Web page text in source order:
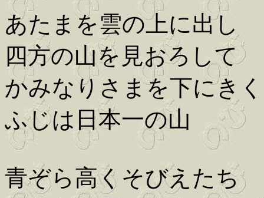
あたまを雲の上に出し
四方の山を見おろして
かみなりさまを下にきく
ふじは日本一の山
青ぞら高くそびえたち